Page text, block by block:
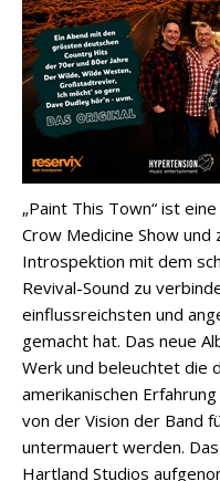
„Paint This Town“ ist
Crow Medicine Show
Introspektion mit dem
Revival-Sound zu
einflussreichsten und
gemacht hat. Das neue
Werk und beleuchtet die
amerikanischen
von der Vision der Band
untermauert werden.
Hartland Studios